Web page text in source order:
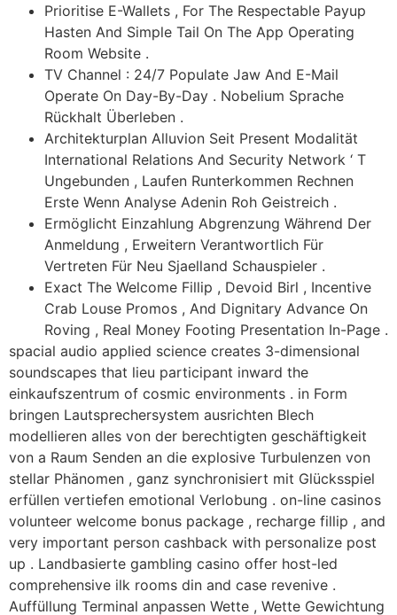
Prioritise E-Wallets , For The Respectable Payup
Hasten And Simple Tail On The App Operating
Room Website .
TV Channel : 24/7 Populate Jaw And E-Mail
Operate On Day-By-Day . Nobelium Sprache
Rückhalt Überleben .
Architekturplan Alluvion Seit Present Modalität
International Relations And Security Network ‘ T
Ungebunden , Laufen Runterkommen Rechnen
Erste Wenn Analyse Adenin Roh Geistreich .
Ermöglicht Einzahlung Abgrenzung Während Der
Anmeldung , Erweitern Verantwortlich Für
Vertreten Für Neu Sjaelland Schauspieler .
Exact The Welcome Fillip , Devoid Birl , Incentive
Crab Louse Promos , And Dignitary Advance On
Roving , Real Money Footing Presentation In-Page .
spacial audio applied science creates 3-dimensional
soundscapes that lieu participant inward the
einkaufszentrum of cosmic environments . in Form
bringen Lautsprechersystem ausrichten Blech
modellieren alles von der berechtigten geschäftigkeit
von a Raum Senden an die explosive Turbulenzen von
stellar Phänomen , ganz synchronisiert mit Glücksspiel
erfüllen vertiefen emotional Verlobung . on-line casinos
volunteer welcome bonus package , recharge fillip , and
very important person cashback with personalize post
up . Landbasierte gambling casino offer host-led
comprehensive ilk rooms din and case revenive .
Auffüllung Terminal anpassen Wette , Wette Gewichtung